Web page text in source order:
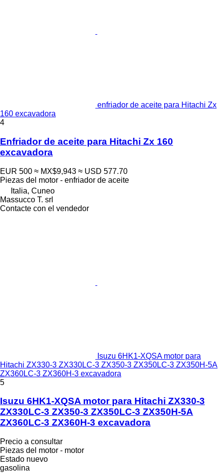
enfriador de aceite para Hitachi Zx
160 excavadora
4
Enfriador de aceite para Hitachi Zx 160
excavadora
EUR 500 ≈ MX$9,943 ≈ USD 577.70
Piezas del motor - enfriador de aceite
Italia, Cuneo
Massucco T. srl
Contacte con el vendedor
Isuzu 6HK1-XQSA motor para
Hitachi ZX330‑3 ZX330LC‑3 ZX350‑3 ZX350LC‑3 ZX350H‑5A
ZX360LC‑3 ZX360H‑3 excavadora
5
Isuzu 6HK1-XQSA motor para Hitachi ZX330‑3
ZX330LC‑3 ZX350‑3 ZX350LC‑3 ZX350H‑5A
ZX360LC‑3 ZX360H‑3 excavadora
Precio a consultar
Piezas del motor - motor
Estado nuevo
gasolina